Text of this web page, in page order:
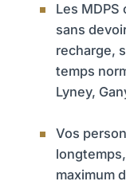
Les
sans
recharge,
temps
Lyney,
Vos
maximum